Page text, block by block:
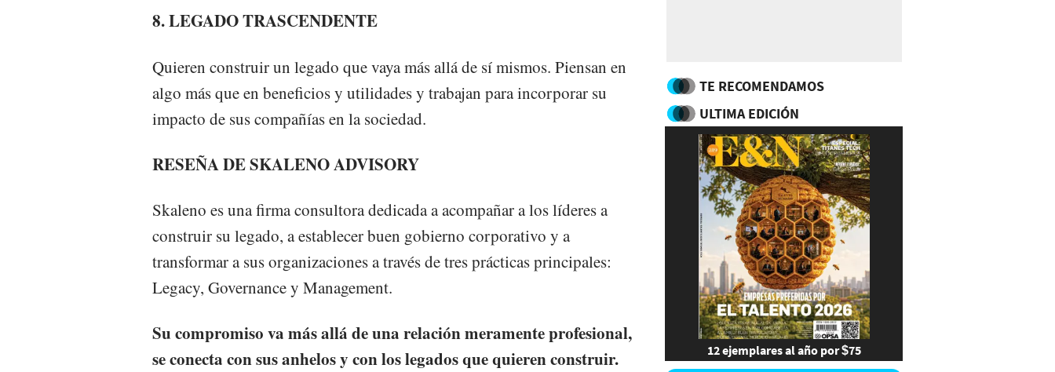
8. LEGADO TRASCENDENTE
Quieren construir un legado que vaya más allá de sí mismos. Piensan en
algo más que en beneficios y utilidades y trabajan para incorporar su
impacto de sus compañías en la sociedad.
RESEÑA DE SKALENO ADVISORY
Skaleno es una firma consultora dedicada a acompañar a los líderes a
construir su legado, a establecer buen gobierno corporativo y a
transformar a sus organizaciones a través de tres prácticas principales:
Legacy, Governance y Management.
Su compromiso va más allá de una relación meramente profesional,
se conecta con sus anhelos y con los legados que quieren construir.
TE RECOMENDAMOS
ULTIMA EDICIÓN
12 ejemplares al año por $75